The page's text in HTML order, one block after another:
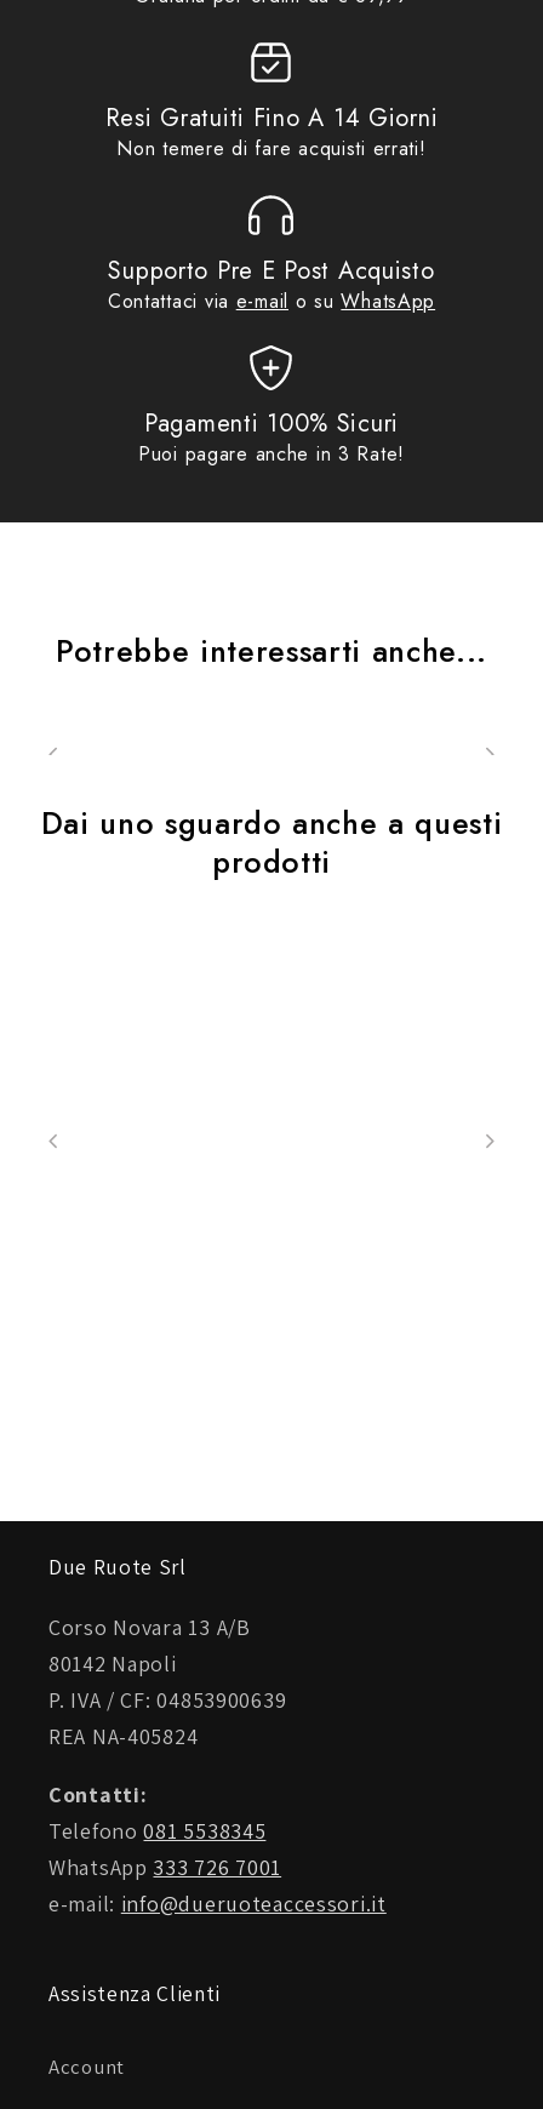
– forma avvolgente per evitare lo sventolio alle alte
velocità
– ideale sia per la guida di moto/scooter sia per il
– esterno 100% in poliestere impermeabile con
spalmatura a elevata colonna d’acqua
– cuciture nastrate
– interno imbottito
– confezione a zainetto di minimo ingombro,
integrata nella pettorina
Tucano Urbano
Resi Gratuiti Fino A 14 Giorni
Non temere di fare acquisti errati!
Supporto Pre E Post Acquisto
Contattaci via e-mail o suWhatsApp
Pagamenti 100% Sicuri
Puoi pagare anche in 3 Rate!
Potrebbe interessarti anche...
Dai uno sguardo anche a questi
prodotti
Due Ruote Srl
Corso Novara 13 A/B
80142 Napoli
P. IVA / CF: 04853900639
REA NA-405824
Contatti:
Telefono081 5538345
WhatsApp 333 726 7001
e-mail: info@dueruoteaccessori.it
Assistenza Clienti
Account